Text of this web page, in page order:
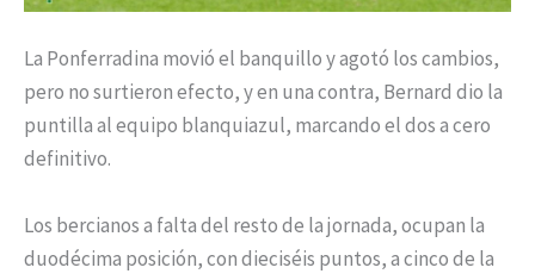
La Ponferradina movió el banquillo y agotó los cambios,
pero no surtieron efecto, y en una contra, Bernard dio la
puntilla al equipo blanquiazul, marcando el dos a cero
definitivo.
Los bercianos a falta del resto de la jornada, ocupan la
duodécima posición, con dieciséis puntos, a cinco de la